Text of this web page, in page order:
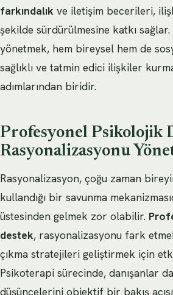
farkındalık ve iletişim becerileri,
şekilde sürdürülmesine katkı
yönetmek, hem bireysel hem de
sağlıklı ve tatmin edici ilişkiler
adımlarından biridir.
Profesyonel Psikolojik
Rasyonalizasyonu
Rasyonalizasyon, çoğu zaman
kullandığı bir savunma
üstesinden gelmek zor olabilir.
destek, rasyonalizasyonu fark
çıkma stratejileri geliştirmek için
Psikoterapi sürecinde, danışanlar
düşüncelerini objektif bir bakış